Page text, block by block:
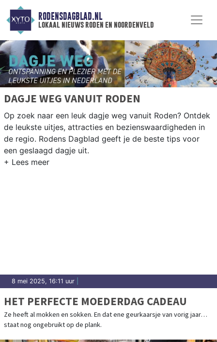
RODENSDAGBLAD.NL
lokaal nieuws roden en noordenveld
DAGJE WEG VANUIT RODEN
Op zoek naar een leuk dagje weg vanuit Roden? Ontdek
de leukste uitjes, attracties en bezienswaardigheden in
de regio. Rodens Dagblad geeft je de beste tips voor
een geslaagd dagje uit.
8 mei 2025, 16:11 uur
HET PERFECTE MOEDERDAG CADEAU
Ze heeft al mokken en sokken. En dat ene geurkaarsje van vorig jaar…
staat nog ongebruikt op de plank.